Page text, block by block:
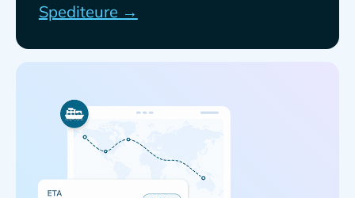
Spediteure →